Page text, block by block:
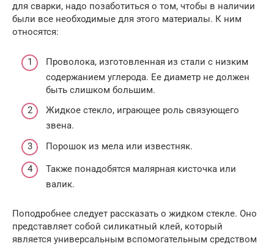
для сварки, надо позаботиться о том, чтобы в наличии
были все необходимые для этого материалы. К ним
относятся:
Проволока, изготовленная из стали с низким
содержанием углерода. Ее диаметр не должен
быть слишком большим.
Жидкое стекло, играющее роль связующего
звена.
Порошок из мела или известняк.
Также понадобятся малярная кисточка или
валик.
Поподробнее следует рассказать о жидком стекле. Оно
представляет собой силикатный клей, который
является универсальным вспомогательным средством